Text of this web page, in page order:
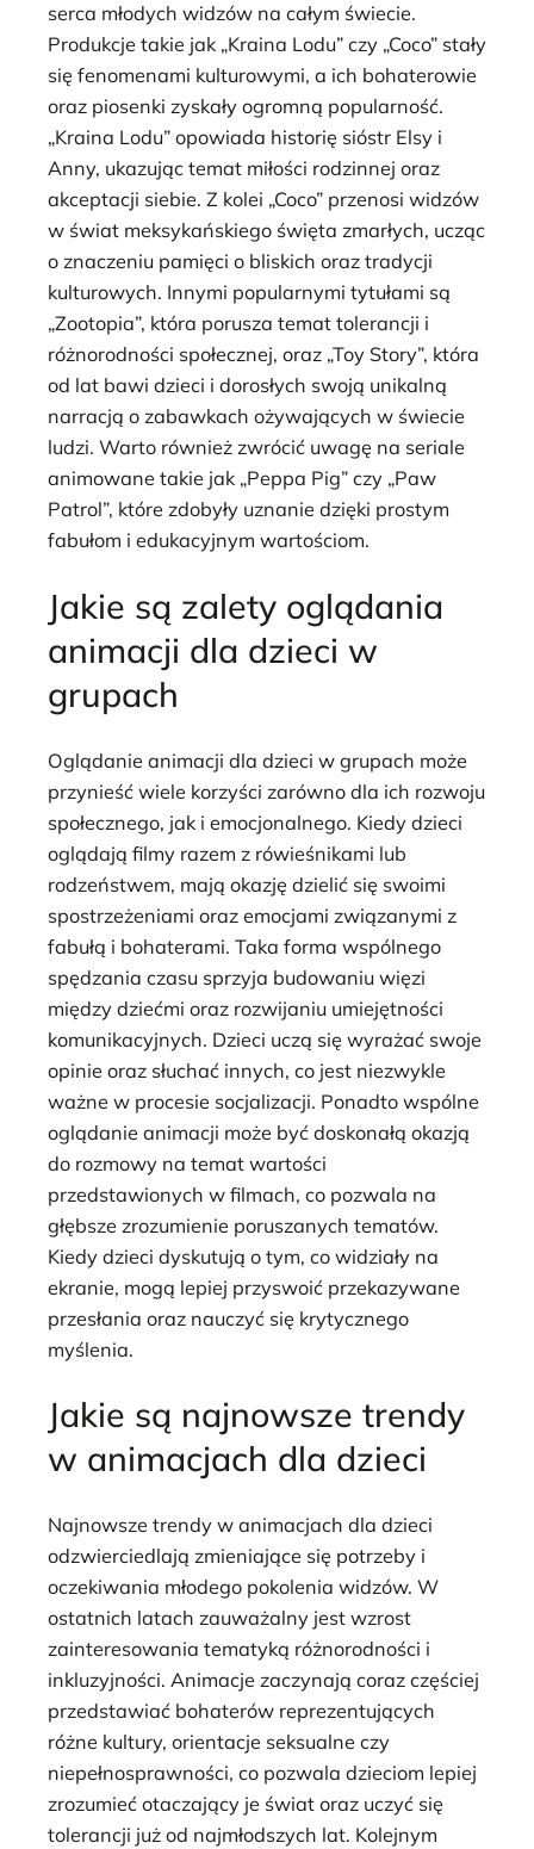
serca młodych widzów na całym świecie.
Produkcje takie jak „Kraina Lodu” czy „Coco” stały
się fenomenami kulturowymi, a ich bohaterowie
oraz piosenki zyskały ogromną popularność.
„Kraina Lodu” opowiada historię sióstr Elsy i
Anny, ukazując temat miłości rodzinnej oraz
akceptacji siebie. Z kolei „Coco” przenosi widzów
w świat meksykańskiego święta zmarłych, ucząc
o znaczeniu pamięci o bliskich oraz tradycji
kulturowych. Innymi popularnymi tytułami są
„Zootopia”, która porusza temat tolerancji i
różnorodności społecznej, oraz „Toy Story”, która
od lat bawi dzieci i dorosłych swoją unikalną
narracją o zabawkach ożywających w świecie
ludzi. Warto również zwrócić uwagę na seriale
animowane takie jak „Peppa Pig” czy „Paw
Patrol”, które zdobyły uznanie dzięki prostym
fabułom i edukacyjnym wartościom.
Jakie są zalety oglądania
animacji dla dzieci w
grupach
Oglądanie animacji dla dzieci w grupach może
przynieść wiele korzyści zarówno dla ich rozwoju
społecznego, jak i emocjonalnego. Kiedy dzieci
oglądają filmy razem z rówieśnikami lub
rodzeństwem, mają okazję dzielić się swoimi
spostrzeżeniami oraz emocjami związanymi z
fabułą i bohaterami. Taka forma wspólnego
spędzania czasu sprzyja budowaniu więzi
między dziećmi oraz rozwijaniu umiejętności
komunikacyjnych. Dzieci uczą się wyrażać swoje
opinie oraz słuchać innych, co jest niezwykle
ważne w procesie socjalizacji. Ponadto wspólne
oglądanie animacji może być doskonałą okazją
do rozmowy na temat wartości
przedstawionych w filmach, co pozwala na
głębsze zrozumienie poruszanych tematów.
Kiedy dzieci dyskutują o tym, co widziały na
ekranie, mogą lepiej przyswoić przekazywane
przesłania oraz nauczyć się krytycznego
myślenia.
Jakie są najnowsze trendy
w animacjach dla dzieci
Najnowsze trendy w animacjach dla dzieci
odzwierciedlają zmieniające się potrzeby i
oczekiwania młodego pokolenia widzów. W
ostatnich latach zauważalny jest wzrost
zainteresowania tematyką różnorodności i
inkluzyjności. Animacje zaczynają coraz częściej
przedstawiać bohaterów reprezentujących
różne kultury, orientacje seksualne czy
niepełnosprawności, co pozwala dzieciom lepiej
zrozumieć otaczający je świat oraz uczyć się
tolerancji już od najmłodszych lat. Kolejnym